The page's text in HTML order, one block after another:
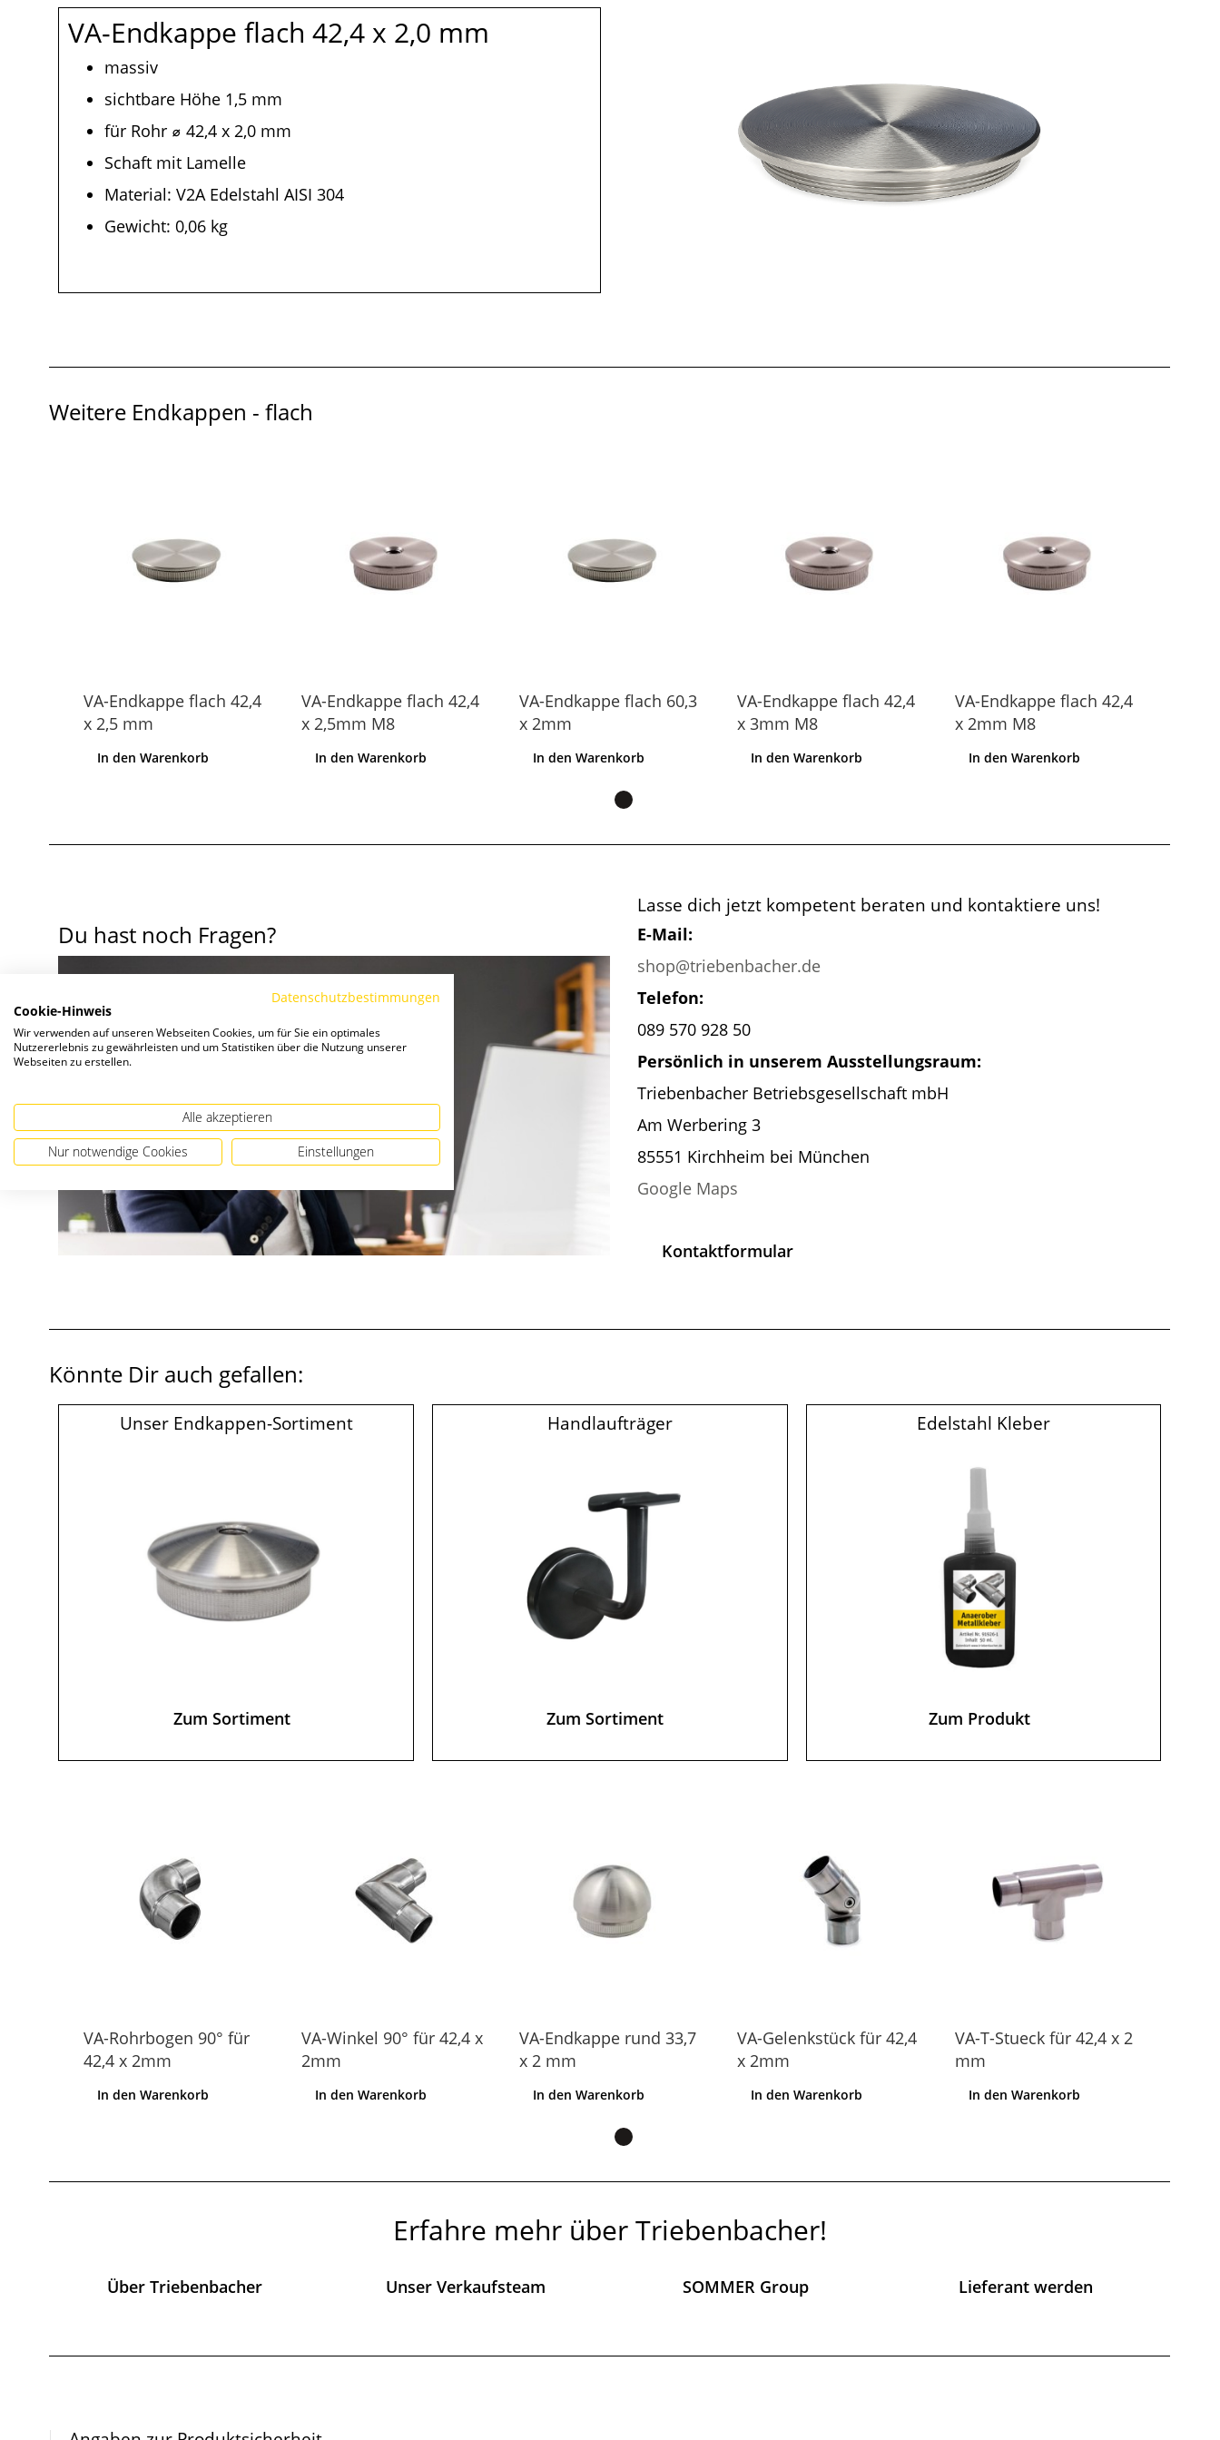
VA-Endkappe flach 42,4 x 2,0 mm
massiv
sichtbare Höhe 1,5 mm
für Rohr ⌀ 42,4 x 2,0 mm
Schaft mit Lamelle
Material: V2A Edelstahl AISI 304
Gewicht: 0,06 kg
Weitere Endkappen - flach
VA-Endkappe flach 42,4
x 2,5 mm
In den Warenkorb
VA-Endkappe flach 42,4
x 2,5mm M8
In den Warenkorb
VA-Endkappe flach 60,3
x 2mm
In den Warenkorb
VA-Endkappe flach 42,4
x 3mm M8
In den Warenkorb
VA-Endkappe flach 42,4
x 2mm M8
In den Warenkorb
Du hast noch Fragen?
Lasse dich jetzt kompetent beraten und kontaktiere uns!
E-Mail:
shop@triebenbacher.de
Telefon:
089 570 928 50
Persönlich in unserem Ausstellungsraum:
Triebenbacher Betriebsgesellschaft mbH
Am Werbering 3
85551 Kirchheim bei München
Google Maps
Kontaktformular
Könnte Dir auch gefallen:
Unser Endkappen-Sortiment
Zum Sortiment
Handlaufträger
Zum Sortiment
Edelstahl Kleber
Zum Produkt
VA-Rohrbogen 90° für
42,4 x 2mm
In den Warenkorb
VA-Winkel 90° für 42,4 x
2mm
In den Warenkorb
VA-Endkappe rund 33,7
x 2 mm
In den Warenkorb
VA-Gelenkstück für 42,4
x 2mm
In den Warenkorb
VA-T-Stueck für 42,4 x 2
mm
In den Warenkorb
Erfahre mehr über Triebenbacher!
Über Triebenbacher Unser Verkaufsteam SOMMER Group Lieferant werden
Datenschutzbestimmungen
Cookie-Hinweis
Wir verwenden auf unseren Webseiten Cookies, um für Sie ein optimales
Nutzererlebnis zu gewährleisten und um Statistiken über die Nutzung unserer
Webseiten zu erstellen.
Alle akzeptieren
Nur notwendige Cookies Einstellungen